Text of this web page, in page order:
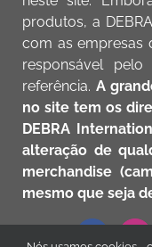
produtos, a
com as empresas
responsável
referência. A
no site tem os
DEBRA
alteração de
merchandise
mesmo que seja